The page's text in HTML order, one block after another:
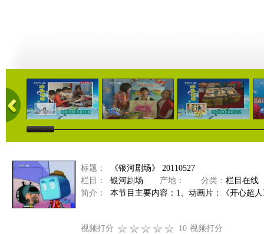
06:17 04:37 06:26
标题：
《银河剧场》 20110527
栏目：
银河剧场 产地： 分类： 栏目在线
简介：
本节目主要内容：1、动画片：《开心超
视频打分 10 视频打分